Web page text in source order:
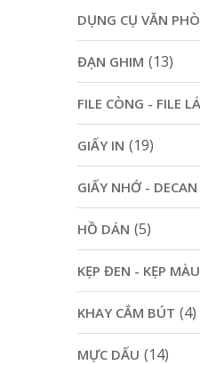
DỤNG CỤ VĂN
ĐẠN GHIM (13)
FILE CÒNG - FILE
GIẤY IN (19)
GIẤY NHỚ - DECAN
HỒ DÁN (5)
KẸP ĐEN - KẸP MÀU
KHAY CẮM BÚT (4)
MỰC DẤU (14)